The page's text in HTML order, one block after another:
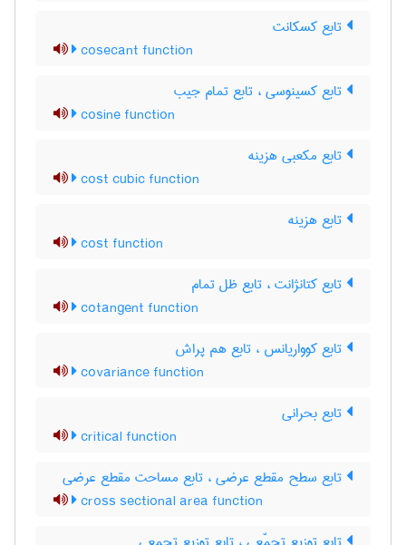
تابع کسکانت
cosecant function
تابع کسینوسی ، تابع تمام جیب
cosine function
تابع مکعبی هزینه
cost cubic function
تابع هزینه
cost function
تابع کتانژانت ، تابع ظل تمام
cotangent function
تابع کوواریانس ، تابع هم پراش
covariance function
تابع بحرانی
critical function
تابع سطح مقطع عرضی ، تابع مساحت مقطع عرضی
cross sectional area function